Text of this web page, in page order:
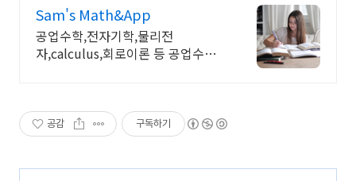
Sam's Math&App
공업수학,전자기학,물리전
자,calculus,회로이론 등 공업수학,
공감 구독하기